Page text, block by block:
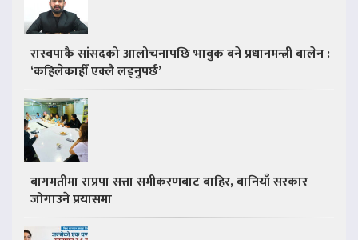
रास्वपाकै सांसदको आलोचनापछि भावुक बने प्रधानमन्त्री बालेन :
‘कहिलेकाहीँ एक्लै लड्नुपर्छ’
बागमतीमा राप्रपा सत्ता समीकरणबाट बाहिर, बानियाँ सरकार
जोगाउने प्रयासमा